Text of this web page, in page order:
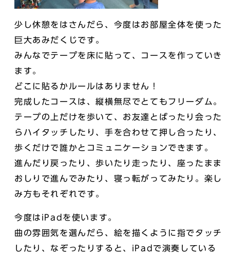
少し休憩をはさんだら、今度はお部屋全体を使った
巨大あみだくじです。
みんなでテープを床に貼って、コースを作っていき
ます。
どこに貼るかルールはありません！
完成したコースは、縦横無尽でとてもフリーダム。
テープの上だけを歩いて、お友達とばったり会った
らハイタッチしたり、手を合わせて押し合ったり、
歩くだけで誰かとコミュニケーションできます。
進んだり戻ったり、歩いたり走ったり、座ったまま
おしりで進んでみたり、寝っ転がってみたり。楽し
み方もそれぞれです。
今度はiPadを使います。
曲の雰囲気を選んだら、絵を描くように指でタッチ
したり、なぞったりすると、iPadで演奏している